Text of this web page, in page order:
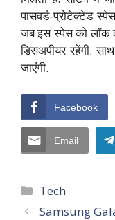
पासवर्ड-प्रोटेक्टेड
जब इस स्पेस को लॉक
डिसअपीयर रहेंगी.
जाएंगी.
Facebook
Email
Categories
Tech
Samsung